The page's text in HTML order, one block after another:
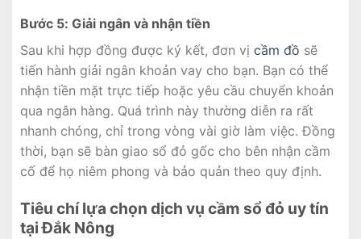
Bước 5: Giải ngân và nhận tiền
Sau khi hợp đồng được ký kết, đơn vị cầm đồ sẽ
tiến hành giải ngân khoản vay cho bạn. Bạn có thể
nhận tiền mặt trực tiếp hoặc yêu cầu chuyển khoản
qua ngân hàng. Quá trình này thường diễn ra rất
nhanh chóng, chỉ trong vòng vài giờ làm việc. Đồng
thời, bạn sẽ bàn giao sổ đỏ gốc cho bên nhận cầm
cố để họ niêm phong và bảo quản theo quy định.
Tiêu chí lựa chọn dịch vụ cầm sổ đỏ uy tín
tại Đắk Nông